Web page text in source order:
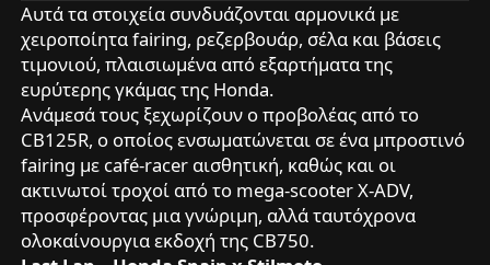
Αυτά τα στοιχεία συνδυάζονται αρμονικά με
χειροποίητα fairing, ρεζερβουάρ, σέλα και βάσεις
τιμονιού, πλαισιωμένα από εξαρτήματα της
ευρύτερης γκάμας της Honda.
Ανάμεσά τους ξεχωρίζουν ο προβολέας από το
CB125R, ο οποίος ενσωματώνεται σε ένα μπροστινό
fairing με café-racer αισθητική, καθώς και οι
ακτινωτοί τροχοί από το mega-scooter X-ADV,
προσφέροντας μια γνώριμη, αλλά ταυτόχρονα
ολοκαίνουργια εκδοχή της CB750.